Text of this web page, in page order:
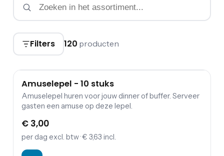
Filters 120 producten
Amuselepel - 10 stuks
Amuselepel huren voor jouw dinner of buffer. Serveer
gasten een amuse op deze lepel.
€ 3,00
per dag excl. btw· € 3,63 incl.